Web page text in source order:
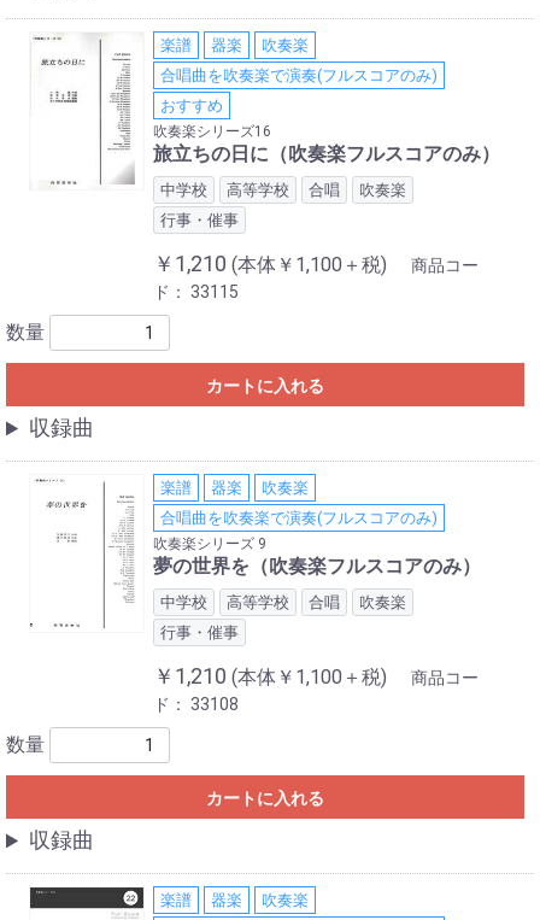
楽譜 器楽
吹奏楽
合唱曲を吹奏楽で演奏(フルスコアのみ)
おすすめ
吹奏楽シリーズ16
旅立ちの日に（吹奏楽フルスコアのみ）
中学校 高等学校 合唱
吹奏楽
行事・催事
￥1,210 (本体￥1,100＋税)
商品コー
ド： 33115
数量
カートに入れる
収録曲
楽譜 器楽
吹奏楽
合唱曲を吹奏楽で演奏(フルスコアのみ)
吹奏楽シリーズ 9
夢の世界を（吹奏楽フルスコアのみ）
中学校 高等学校 合唱
吹奏楽
行事・催事
￥1,210 (本体￥1,100＋税)
商品コー
ド： 33108
数量
カートに入れる
収録曲
楽譜 器楽
吹奏楽